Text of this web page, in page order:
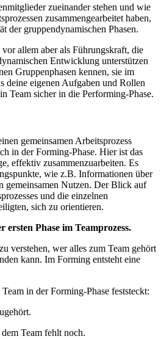
zueinander stehen und wie
zusammengearbeitet haben,
der gruppendynamischen Phasen.
allem aber als Führungskraft, die
Entwicklung unterstützen
Gruppenphasen kennen, sie im
deine eigenen Aufgaben und Rollen
Team sicher in die Performing-Phase.
gemeinsamen Arbeitsprozess
in der Forming-Phase. Hier ist das
effektiv zusammenzuarbeiten. Es
wie z.B. Informationen über
gemeinsamen Nutzen. Der Blick auf
und die einzelnen
sich zu orientieren.
Phase im Teamprozess.
verstehen, wer alles zum Team gehört
kann. Im Forming entsteht eine
in der Forming-Phase feststeckt:
Team fehlt noch.